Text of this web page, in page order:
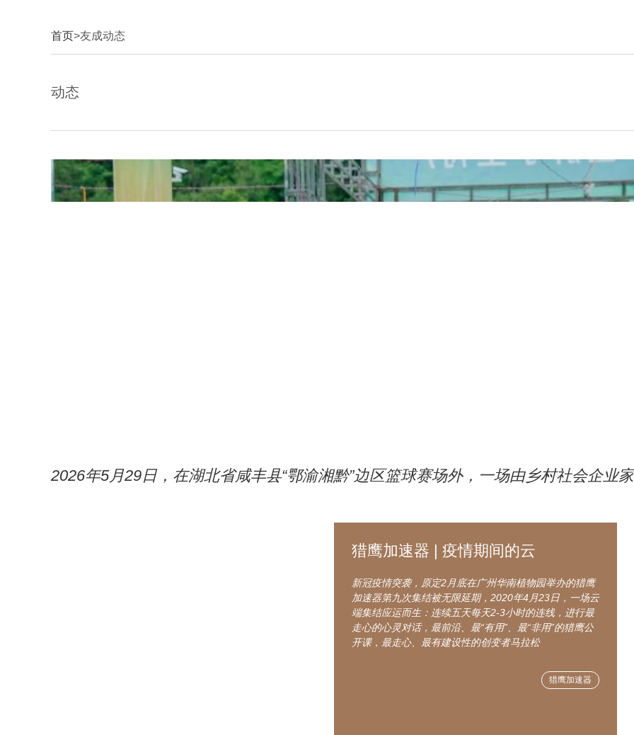
首页>友成动态
动态
2026年5月29日，在湖北省咸丰县“鄂渝湘黔”边区篮球赛场外，一场由乡村社会企业
猎鹰加速器 | 疫情期间的云
新冠疫情突袭，原定2月底在广州华南植物园举办的猎鹰
加速器第九次集结被无限延期，2020年4月23日，一场云
端集结应运而生：连续五天每天2-3小时的连线，进行最
走心的心灵对话，最前沿、最“有用”、最“非用”的猎鹰公
开课，最走心、最有建设性的创变者马拉松
猎鹰加速器